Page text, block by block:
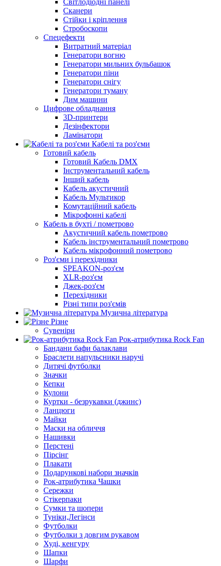
Світлодіодні панелі
Сканери
Стійки і кріплення
Стробоскопи
Спецефекти
Витратний матеріал
Генератори вогню
Генератори мильних бульбашок
Генератори піни
Генератори снігу
Генератори туману
Дим машини
Цифрове обладнання
3D-принтери
Дезінфектори
Ламінатори
Кабелі та роз'єми
Готовий кабель
Готовий Кабель DMX
Інструментальний кабель
Інший кабель
Кабель акустичний
Кабель Мультикор
Комутаційний кабель
Мікрофонні кабелі
Кабель в бухті / пометрово
Акустичний кабель пометрово
Кабель інструментальний пометрово
Кабель мікрофонний пометрово
Роз'єми і перехідники
SPEAKON-роз'єм
XLR-роз'єм
Джек-роз'єм
Перехідники
Різні типи роз'ємів
Музична література
Різне
Сувеніри
Рок-атрибутика Rock Fan
Бандани бафи балаклави
Браслети напульсники наручі
Дитячі футболки
Значки
Кепки
Кулони
Куртки - безрукавки (джинс)
Ланцюги
Майки
Маски на обличчя
Нашивки
Перстені
Пірсінг
Плакати
Подарункові набори значків
Рок-атрибутика Чашки
Сережки
Стікерпаки
Сумки та шопери
Туніки,Легінси
Футболки
Футболки з довгим рукавом
Худі, кенгуру
Шапки
Шарфи